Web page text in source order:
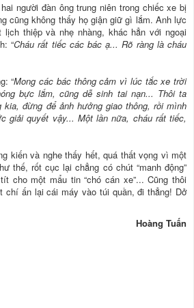
người đàn ông trung niên trong chiếc xe bị
cũng không thấy họ giận giữ gì lắm. Anh lực
thiệp và nhẹ nhàng, khác hẳn với ngoại
“Cháu rất tiếc các bác ạ... Rõ ràng là cháu
“Mong các bác thông cảm vì lúc tắc xe trời
bực lắm, cũng dễ sinh tai nạn... Thôi ta
kia, đừng để ảnh hưởng giao thông, rồi mình
giải quyết vậy... Một lần nữa, cháu rất tiếc,
kiến và nghe thấy hết, quá thất vọng vì một
thế, rốt cục lại chẳng có chút “manh động”
cho một mẩu tin “chó cán xe”... Cũng thôi
chí ấn lại cái máy vào túi quần, đi thẳng! Dở
Hoàng Tuấn